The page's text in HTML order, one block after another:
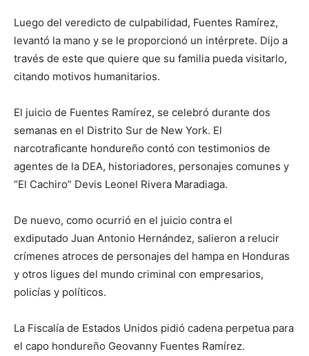
Luego del veredicto de culpabilidad, Fuentes Ramírez,
levantó la mano y se le proporcionó un intérprete. Dijo a
través de este que quiere que su familia pueda visitarlo,
citando motivos humanitarios.
El juicio de Fuentes Ramírez, se celebró durante dos
semanas en el Distrito Sur de New York. El
narcotraficante hondureño contó con testimonios de
agentes de la DEA, historiadores, personajes comunes y
“El Cachiro” Devis Leonel Rivera Maradiaga.
De nuevo, como ocurrió en el juicio contra el
exdiputado Juan Antonio Hernández, salieron a relucir
crímenes atroces de personajes del hampa en Honduras
y otros ligues del mundo criminal con empresarios,
policías y políticos.
La Fiscalía de Estados Unidos pidió cadena perpetua para
el capo hondureño Geovanny Fuentes Ramírez.